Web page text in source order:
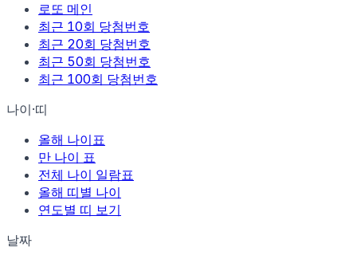
로또 메인
최근 10회 당첨번호
최근 20회 당첨번호
최근 50회 당첨번호
최근 100회 당첨번호
나이·띠
올해 나이표
만 나이 표
전체 나이 일람표
올해 띠별 나이
연도별 띠 보기
날짜